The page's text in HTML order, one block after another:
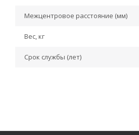
Межцентровое расстояние (мм)
Вес, кг
Срок службы (лет)